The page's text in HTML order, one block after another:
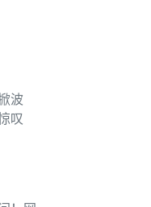
波
叹